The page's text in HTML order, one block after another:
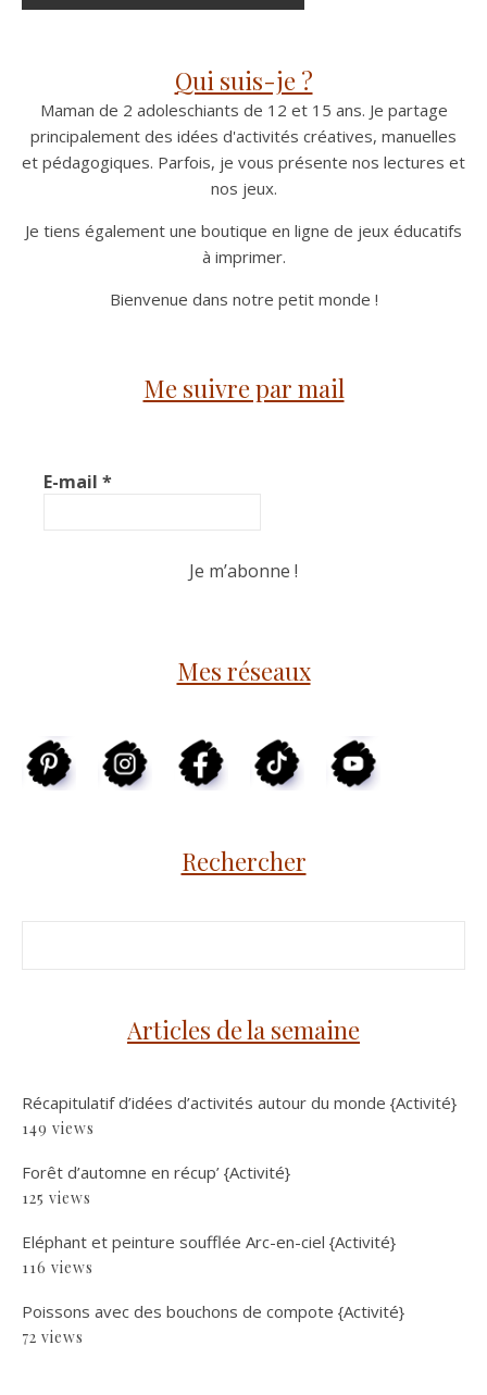
Qui suis-je ?
Maman de 2 adoleschiants de 12 et 15 ans. Je partage
principalement des idées d'activités créatives, manuelles
et pédagogiques. Parfois, je vous présente nos lectures et
nos jeux.
Je tiens également une boutique en ligne de jeux éducatifs
à imprimer.
Bienvenue dans notre petit monde !
Me suivre par mail
E-mail *
Mes réseaux
Rechercher
Articles de la semaine
Récapitulatif d’idées d’activités autour du monde {Activité}
149 views
Forêt d’automne en récup’ {Activité}
125 views
Eléphant et peinture soufflée Arc-en-ciel {Activité}
116 views
Poissons avec des bouchons de compote {Activité}
72 views